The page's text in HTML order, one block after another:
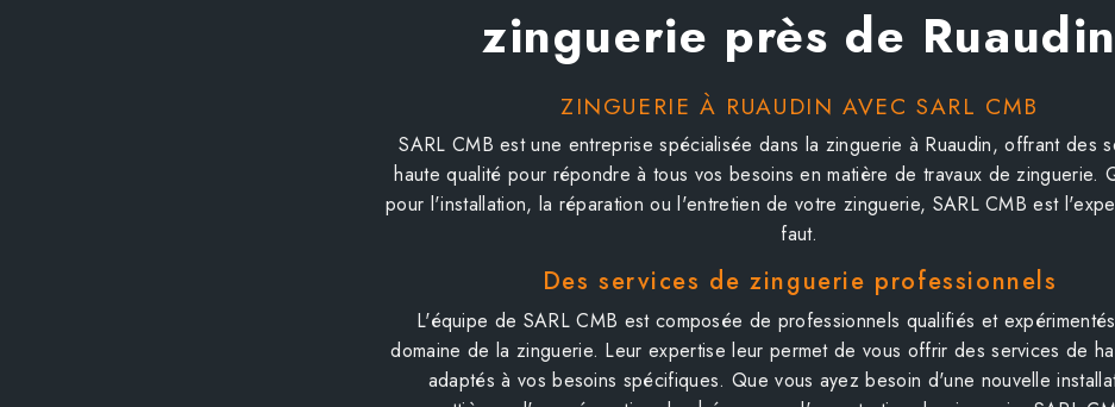
zinguerie près de Ruaudin
ZINGUERIE À RUAUDIN AVEC SARL CMB
SARL CMB est une entreprise spécialisée dans la zinguerie à Ruaudin, offrant des
haute qualité pour répondre à tous vos besoins en matière de travaux de zinguerie.
pour l'installation, la réparation ou l'entretien de votre zinguerie, SARL CMB est
faut.
Des services de zinguerie professionnels
L'équipe de SARL CMB est composée de professionnels qualifiés et
domaine de la zinguerie. Leur expertise leur permet de vous offrir des services de
adaptés à vos besoins spécifiques. Que vous ayez besoin d'une nouvelle